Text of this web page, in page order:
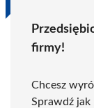
firmy!
Chcesz
Sprawdź